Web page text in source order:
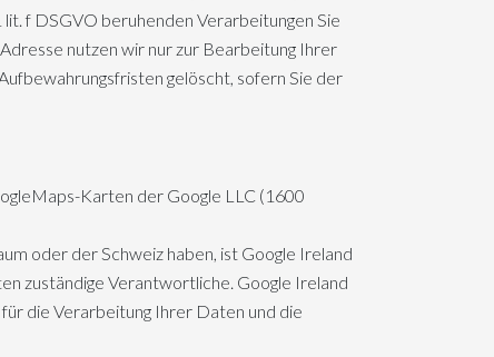
f DSGVO beruhenden Verarbeitungen Sie
nutzen wir nur zur Bearbeitung Ihrer
gelöscht, sofern Sie der
Karten der Google LLC (1600
oder der Schweiz haben, ist Google Ireland
zuständige Verantwortliche. Google Ireland
die Verarbeitung Ihrer Daten und die